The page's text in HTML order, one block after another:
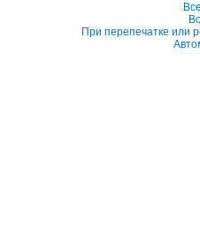
При перепечатке или